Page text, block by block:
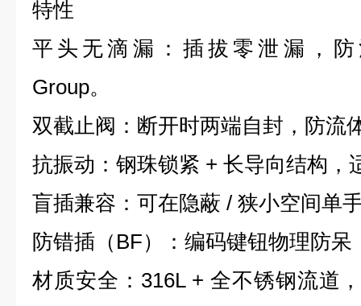
特性
平头无滴漏：插拔零泄漏，防
Group。
双截止阀：断开时两端自封，防流
抗振动：钢珠锁紧 + 长导向结构，
盲插兼容：可在隐蔽 / 狭小空间单
防错插（BF）：编码键钮物理防
材质安全：316L + 全不锈钢流道